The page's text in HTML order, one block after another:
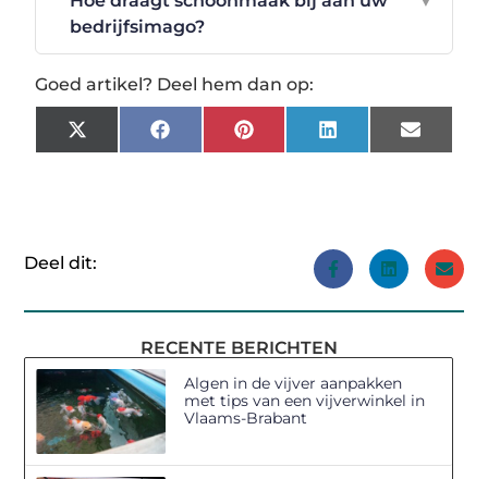
bedrijfsimago?
Goed artikel? Deel hem dan op:
X
(Twitter)
FacebookPinterestLinkedInEmail
Deel dit:
RECENTE BERICHTEN
Algen in de vijver aanpakken
met tips van een vijverwinkel in
Vlaams-Brabant